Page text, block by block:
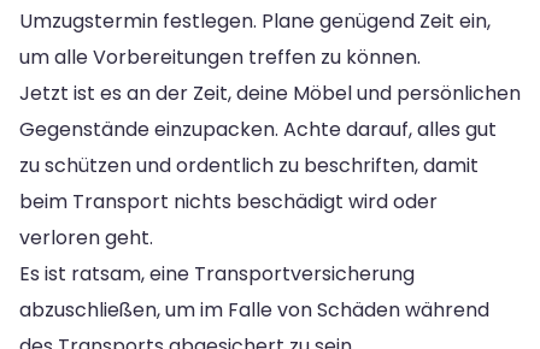
Umzugstermin festlegen. Plane genügend Zeit ein,
um alle Vorbereitungen treffen zu können.
Jetzt ist es an der Zeit, deine Möbel und persönlichen
Gegenstände einzupacken. Achte darauf, alles gut
zu schützen und ordentlich zu beschriften, damit
beim Transport nichts beschädigt wird oder
verloren geht.
Es ist ratsam, eine Transportversicherung
abzuschließen, um im Falle von Schäden während